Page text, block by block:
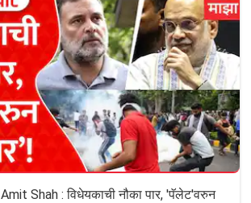
Shah : विधेयकाची नौका पार, 'पॅलेट'वरुन